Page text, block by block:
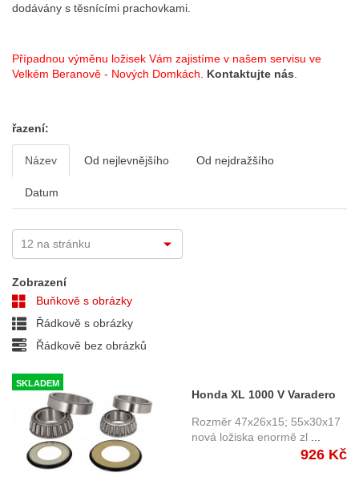
dodávány s těsnícími prachovkami.
Případnou výměnu ložisek Vám zajistíme v našem servisu ve
Velkém Beranově - Nových Domkách. Kontaktujte nás
řazení:
Název Od nejlevnějšího Od nejdražšího
Datum
Zobrazení
Buňkově s obrázky
Řádkově s obrázky
Řádkově bez obrázků
SKLADEM
Honda XL 1000 V Varadero
(99-12) - ložiska do krku
řízení Tourmax SSH903R
Rozměr 47x26x15; 55x30x17
nová ložiska enormě zl
926 Kč